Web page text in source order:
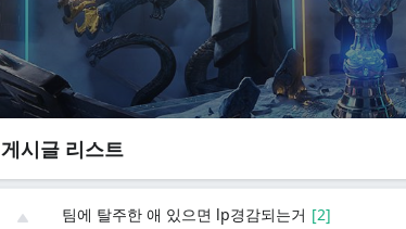
게시글 리스트
팀에 탈주한 애 있으면 lp경감되는거 [2]